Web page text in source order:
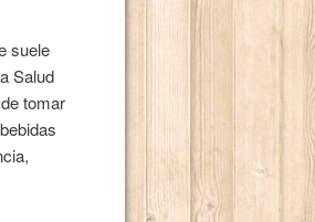
suele
Salud
tomar